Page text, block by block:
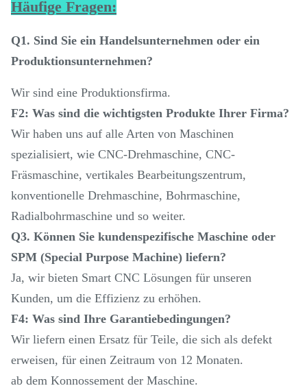
Häufige Fragen:
Q1. Sind Sie ein Handelsunternehmen oder ein
Produktionsunternehmen?
Wir sind eine Produktionsfirma.
F2: Was sind die wichtigsten Produkte Ihrer Firma?
Wir haben uns auf alle Arten von Maschinen
spezialisiert, wie CNC-Drehmaschine, CNC-
Fräsmaschine, vertikales Bearbeitungszentrum,
konventionelle Drehmaschine, Bohrmaschine,
Radialbohrmaschine und so weiter.
Q3. Können Sie kundenspezifische Maschine oder
SPM (Special Purpose Machine) liefern?
Ja, wir bieten Smart CNC Lösungen für unseren
Kunden, um die Effizienz zu erhöhen.
F4: Was sind Ihre Garantiebedingungen?
Wir liefern einen Ersatz für Teile, die sich als defekt
erweisen, für einen Zeitraum von 12 Monaten.
ab dem Konnossement der Maschine.